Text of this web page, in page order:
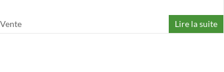
Vente Lire la suite